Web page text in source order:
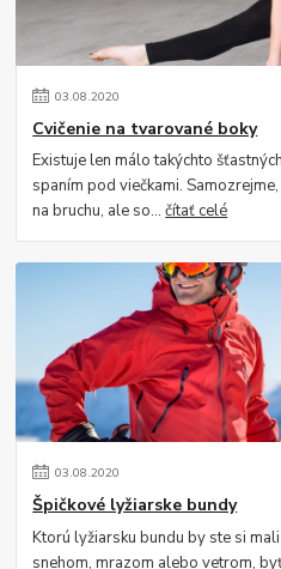
03.08.2020
Cvičenie na tvarované boky
Existuje len málo takýchto
spaním pod viečkami.
na bruchu, ale so...čítať celé
03.08.2020
Špičkové lyžiarske bundy
Ktorú lyžiarsku bundu by ste si
snehom, mrazom alebo vetrom,